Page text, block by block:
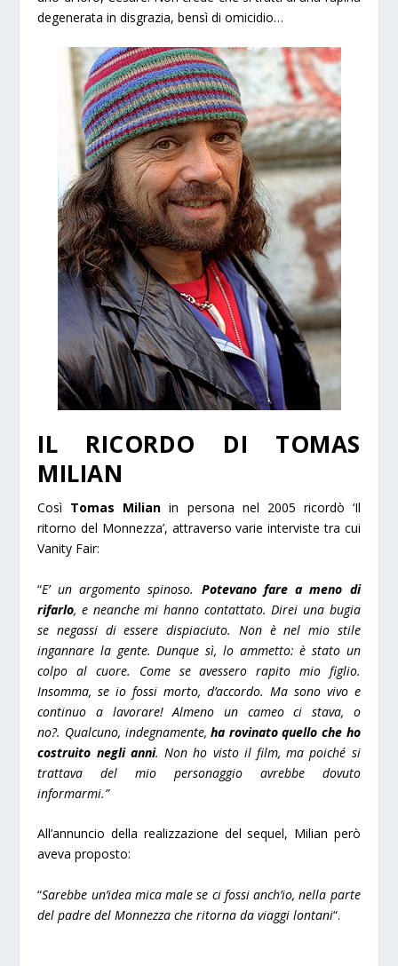
degenerata in disgrazia, bensì di omicidio…
IL RICORDO DI TOMAS
MILIAN
Così Tomas Milian in persona nel 2005 ricordò ‘Il
ritorno del Monnezza’, attraverso varie interviste tra cui
Vanity Fair:
“E’ un argomento spinoso. Potevano fare a meno di
rifarlo, e neanche mi hanno contattato. Direi una bugia
se negassi di essere dispiaciuto. Non è nel mio stile
ingannare la gente. Dunque sì, lo ammetto: è stato un
colpo al cuore. Come se avessero rapito mio figlio.
Insomma, se io fossi morto, d’accordo. Ma sono vivo e
continuo a lavorare! Almeno un cameo ci stava, o
no?. Qualcuno, indegnamente, ha rovinato quello che ho
costruito negli anni. Non ho visto il film, ma poiché si
trattava del mio personaggio avrebbe dovuto
informarmi.”
All’annuncio della realizzazione del sequel, Milian però
aveva proposto:
“Sarebbe un’idea mica male se ci fossi anch’io, nella parte
del padre del Monnezza che ritorna da viaggi lontani“.